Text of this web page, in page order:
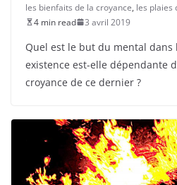
les bienfaits de la croyance, les plaies
4 min read
3 avril 2019
Quel est le but du mental dans
existence est-elle dépendante
croyance de ce dernier ?